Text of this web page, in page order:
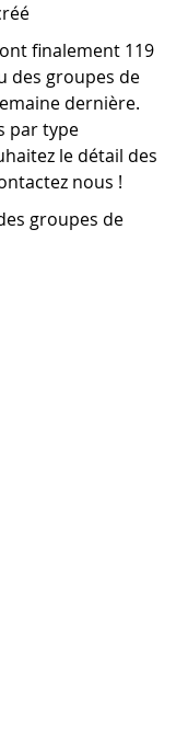
finalement 119
des groupes de
dernière.
par type
le détail des
nous !
groupes de